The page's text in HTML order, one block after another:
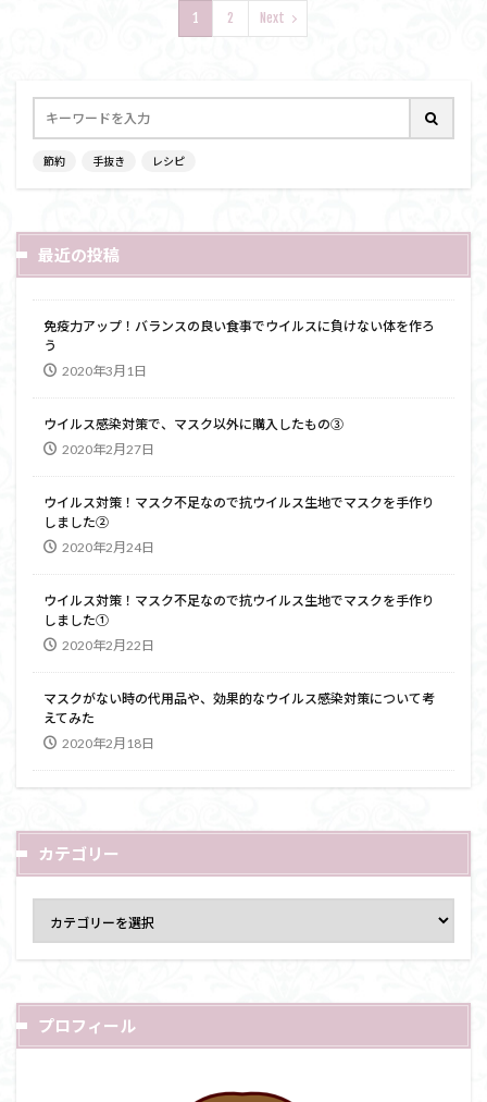
1 2 Next
節約 手抜き レシピ
最近の投稿
免疫力アップ！バランスの良い食事でウイルスに負けない体を作ろ
う
2020年3月1日
ウイルス感染対策で、マスク以外に購入したもの③
2020年2月27日
ウイルス対策！マスク不足なので抗ウイルス生地でマスクを手作り
しました②
2020年2月24日
ウイルス対策！マスク不足なので抗ウイルス生地でマスクを手作り
しました①
2020年2月22日
マスクがない時の代用品や、効果的なウイルス感染対策について考
えてみた
2020年2月18日
カテゴリー
プロフィール